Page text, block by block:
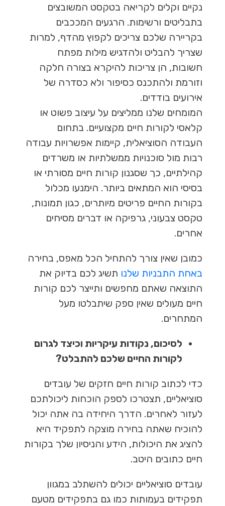
נקיים וקלים לקריאה בטקסט המשובצים
בתבליטים ורשימות. הרגעים המככבים
בקריירה שלכם צריכים לקפוץ מהדף, למרות
שצריך להבליט ולהדגיש מילות מפתח
חשובות, הן צריכות להיקרא בצורה חלקה
וזורמת ולהתכנס כסיפור ולא כסדרה של
אירועים בודדים.
המומחים שלנו ממליצים על עיצוב פשוט או
קלאסי לקורות חיים מקצועיים. בתחום
העבודה הסוציאלית, קיימות אפשרויות עבודה
רבות מול סוכנויות ממשלתיות או משרדים
קהילתיים, כך שסגנון קורות חיים מסורתי או
בסיסי הוא המתאים ביותר. הימנעו מכלול
בקורות החיים פריטים מיותרים, כגון תמונות,
טקסט צבעוני, גרפיקה או דברים מסיחים
אחרים.
כמובן שאין צורך להתחיל הכל מאפס, בחירה
באחת התבניות שלנו תשיג לכם בדיוק את
התוצאה שאתם מחפשים ותייצר לכם קורות
חיים מעולים שאין ספק שיתבלטו מעל
המתחרים.
לסיכום, נקודות עיקריות וכיצד לגרום
לקורות החיים שלכם להתבלט?
כדי לכתוב קורות חיים חזקים של עובדים
סוציאליים, תצטרכו לספק הוכחות ליכולתכם
לעזור לאחרים. הדרך היחידה בה אתה יכול
להוכיח שאתה בחירה מוצקה לתפקיד היא
להציג את היכולות, הידע והניסיון שלך בקורות
חיים כתובים היטב.
עובדים סוציאליים יכולים להשתלב במגוון
תפקידים בעמותות כמו גם בתפקידים מטעם